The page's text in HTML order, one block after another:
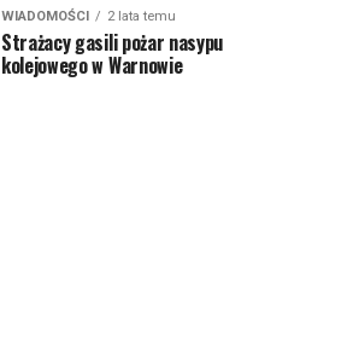
WIADOMOŚCI 2 lata temu
Strażacy gasili pożar nasypu
kolejowego w Warnowie